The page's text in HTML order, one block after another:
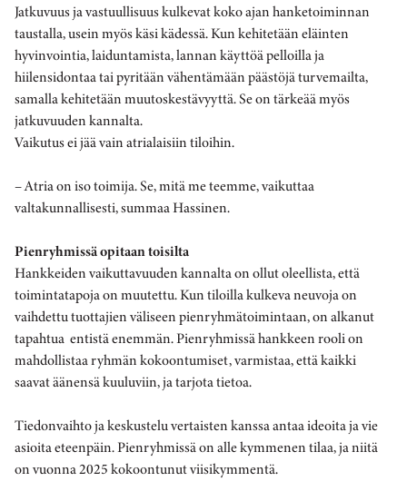
Jatkuvuus ja vastuullisuus kulkevat koko ajan hanketoiminnan
taustalla, usein myös käsi kädessä. Kun kehitetään eläinten
hyvinvointia, laiduntamista, lannan käyttöä pelloilla ja
hiilensidontaa tai pyritään vähentämään päästöjä turvemailta,
samalla kehitetään muutoskestävyyttä. Se on tärkeää myös
jatkuvuuden kannalta.
Vaikutus ei jää vain atrialaisiin tiloihin.
– Atria on iso toimija. Se, mitä me teemme, vaikuttaa
valtakunnallisesti, summaa Hassinen.
Pienryhmissä opitaan toisilta
Hankkeiden vaikuttavuuden kannalta on ollut oleellista, että
toimintatapoja on muutettu. Kun tiloilla kulkeva neuvoja on
vaihdettu tuottajien väliseen pienryhmätoimintaan, on alkanut
tapahtua entistä enemmän. Pienryhmissä hankkeen rooli on
mahdollistaa ryhmän kokoontumiset, varmistaa, että kaikki
saavat äänensä kuuluviin, ja tarjota tietoa.
Tiedonvaihto ja keskustelu vertaisten kanssa antaa ideoita ja vie
asioita eteenpäin. Pienryhmissä on alle kymmenen tilaa, ja niitä
on vuonna 2025 kokoontunut viisikymmentä.